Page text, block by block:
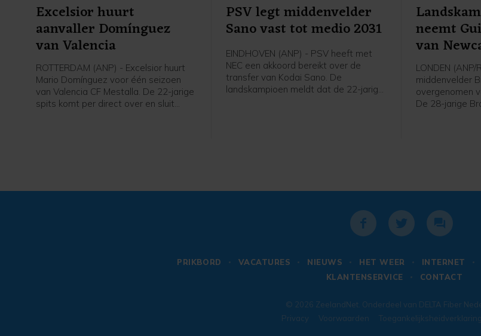
Excelsior huurt
aanvaller Domínguez
van Valencia
ROTTERDAM (ANP) - Excelsior huurt
Mario Domínguez voor één seizoen
van Valencia CF Mestalla. De 22-jarige
spits komt per direct over en sluit
PSV legt middenvelder
Sano vast tot medio 2031
EINDHOVEN (ANP) - PSV heeft met
NEC een akkoord bereikt over de
transfer van Kodai Sano. De
landskampioen meldt dat de 22-jarige
neemt
van
LONDEN
middenvelder
overgenomen
De 28-jarige
PRIKBORD VACATURES NIEUWS HET WEER INTERNET
KLANTENSERVICE
CONTACT
© 2026 ZeelandNet . Onderdeel van DELTA Fiber
Privacy
Voorwaarden Toegankelijksheidverklaring